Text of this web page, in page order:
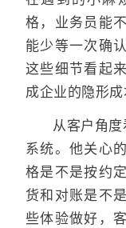
格，业务员能
能少等一次确
这些细节看起
成企业的隐形成
从客户角
系统。他关心
格是不是按约
货和对账是不
些体验做好，